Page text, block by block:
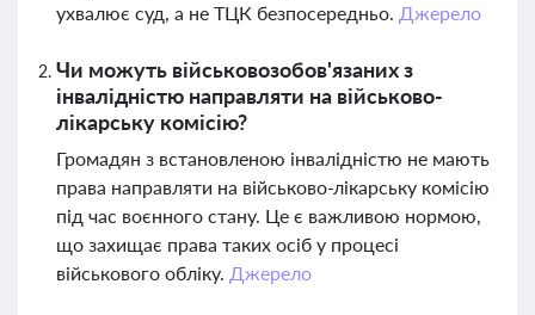
ухвалює суд, а не ТЦК безпосередньо. Джерело
Чи можуть військовозобов'язаних з
інвалідністю направляти на військово-
лікарську комісію?
Громадян з встановленою інвалідністю не мають
права направляти на військово-лікарську комісію
під час воєнного стану. Це є важливою нормою,
що захищає права таких осіб у процесі
військового обліку. Джерело